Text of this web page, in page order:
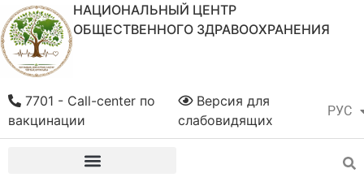
НАЦИОНАЛЬНЫЙ ЦЕНТР
ОБЩЕСТВЕННОГО ЗДРАВООХРАНЕНИЯ
РУС
ҚАЗ
Версия для
слабовидящих
7701 - Call-center по
вакцинации